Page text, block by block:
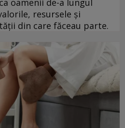
oamenii de-a lungul
resursele și
din care făceau parte.